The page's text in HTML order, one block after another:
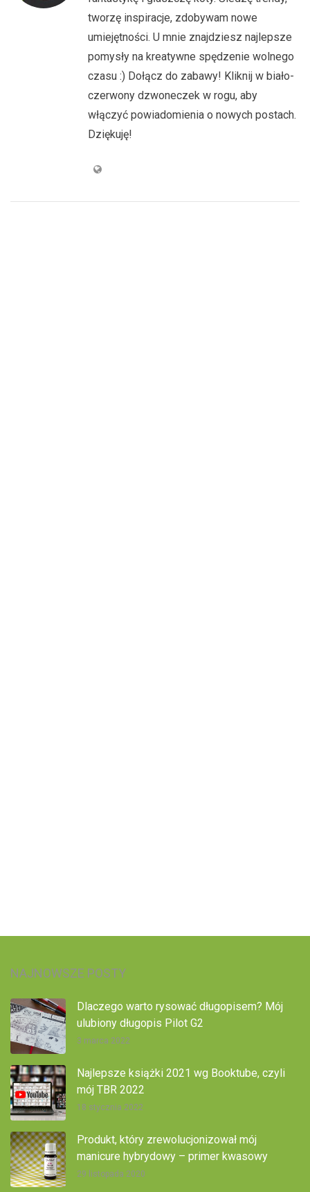
tworzę inspiracje, zdobywam nowe
umiejętności. U mnie znajdziesz najlepsze
pomysły na kreatywne spędzenie wolnego
czasu :) Dołącz do zabawy! Kliknij w biało-
czerwony dzwoneczek w rogu, aby
włączyć powiadomienia o nowych postach.
Dziękuję!
NAJNOWSZE POSTY
Dlaczego warto rysować długopisem? Mój
ulubiony długopis Pilot G2
3 marca 2022
Najlepsze książki 2021 wg Booktube, czyli
mój TBR 2022
18 stycznia 2022
Produkt, który zrewolucjonizował mój
manicure hybrydowy – primer kwasowy
29 listopada 2020